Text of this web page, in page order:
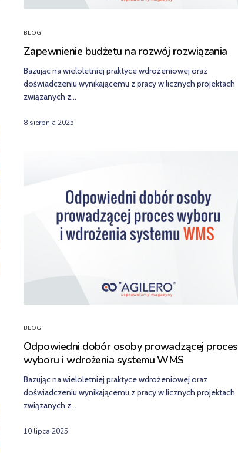
BLOG
Zapewnienie budżetu na rozwój rozwiązania
Bazując na wieloletniej praktyce wdrożeniowej oraz
doświadczeniu wynikającemu z pracy w licznych projektach
związanych z…
8 sierpnia 2025
BLOG
Odpowiedni dobór osoby prowadzącej proces
wyboru i wdrożenia systemu WMS
Bazując na wieloletniej praktyce wdrożeniowej oraz
doświadczeniu wynikającemu z pracy w licznych projektach
związanych z…
10 lipca 2025